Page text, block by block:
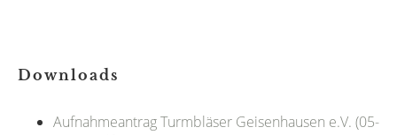
Downloads
Aufnahmeantrag Turmbläser Geisenhausen e.V. (05-